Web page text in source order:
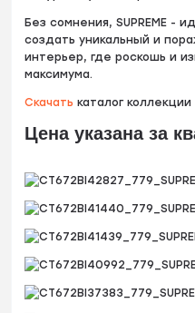
Без сомнения, SUPREME -
создать уникальный и
интерьер, где роскошь и
максимума.
Скачать каталог коллекции
Цена указана за